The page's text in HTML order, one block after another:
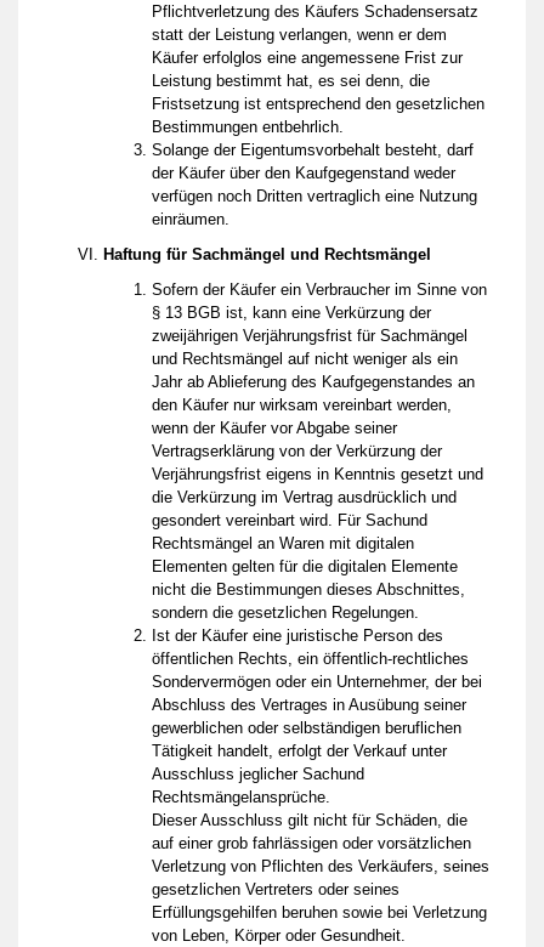
Pflichtverletzung des Käufers Schadensersatz
statt der Leistung verlangen, wenn er dem
Käufer erfolglos eine angemessene Frist zur
Leistung bestimmt hat, es sei denn, die
Fristsetzung ist entsprechend den gesetzlichen
Bestimmungen entbehrlich.
Solange der Eigentumsvorbehalt besteht, darf
der Käufer über den Kaufgegenstand weder
verfügen noch Dritten vertraglich eine Nutzung
einräumen.
Haftung für Sachmängel und Rechtsmängel
Sofern der Käufer ein Verbraucher im Sinne von
§ 13 BGB ist, kann eine Verkürzung der
zweijährigen Verjährungsfrist für Sachmängel
und Rechtsmängel auf nicht weniger als ein
Jahr ab Ablieferung des Kaufgegenstandes an
den Käufer nur wirksam vereinbart werden,
wenn der Käufer vor Abgabe seiner
Vertragserklärung von der Verkürzung der
Verjährungsfrist eigens in Kenntnis gesetzt und
die Verkürzung im Vertrag ausdrücklich und
gesondert vereinbart wird. Für Sachund
Rechtsmängel an Waren mit digitalen
Elementen gelten für die digitalen Elemente
nicht die Bestimmungen dieses Abschnittes,
sondern die gesetzlichen Regelungen.
Ist der Käufer eine juristische Person des
öffentlichen Rechts, ein öffentlich-rechtliches
Sondervermögen oder ein Unternehmer, der bei
Abschluss des Vertrages in Ausübung seiner
gewerblichen oder selbständigen beruflichen
Tätigkeit handelt, erfolgt der Verkauf unter
Ausschluss jeglicher Sachund
Rechtsmängelansprüche.
Dieser Ausschluss gilt nicht für Schäden, die
auf einer grob fahrlässigen oder vorsätzlichen
Verletzung von Pflichten des Verkäufers, seines
gesetzlichen Vertreters oder seines
Erfüllungsgehilfen beruhen sowie bei Verletzung
von Leben, Körper oder Gesundheit.